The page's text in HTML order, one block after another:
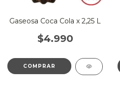
Gaseosa Coca Cola x 2,25 L
$4.990